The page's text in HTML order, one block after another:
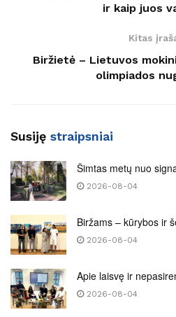
ir kaip juos
Kitas
Biržietė – Lietuvos
olimpiados
Susiję straipsniai
Šimtas metų nuo
2026-08-04
Biržams – kūrybos ir
2026-08-04
Apie laisvę ir
2026-08-04